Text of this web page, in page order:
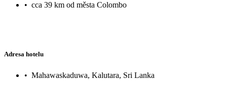
• cca 39 km od města Colombo
Adresa hotelu
• Mahawaskaduwa, Kalutara, Sri Lanka